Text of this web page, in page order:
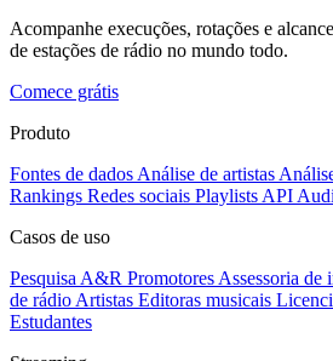
Acompanhe execuções, rotações e
de estações de rádio no mundo todo.
Comece grátis
Produto
Fontes de dados Análise de artistas
Rankings Redes sociais Playlists API
Casos de uso
Pesquisa A&R Promotores Assessoria de
de rádio Artistas Editoras musicais
Estudantes